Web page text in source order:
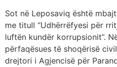
Sot në Leposaviq është
me titull “Udhërrëfyesi për
luftën kundër korrupsionit”.
përfaqësues të shoqërisë
drejtori i Agjencisë për